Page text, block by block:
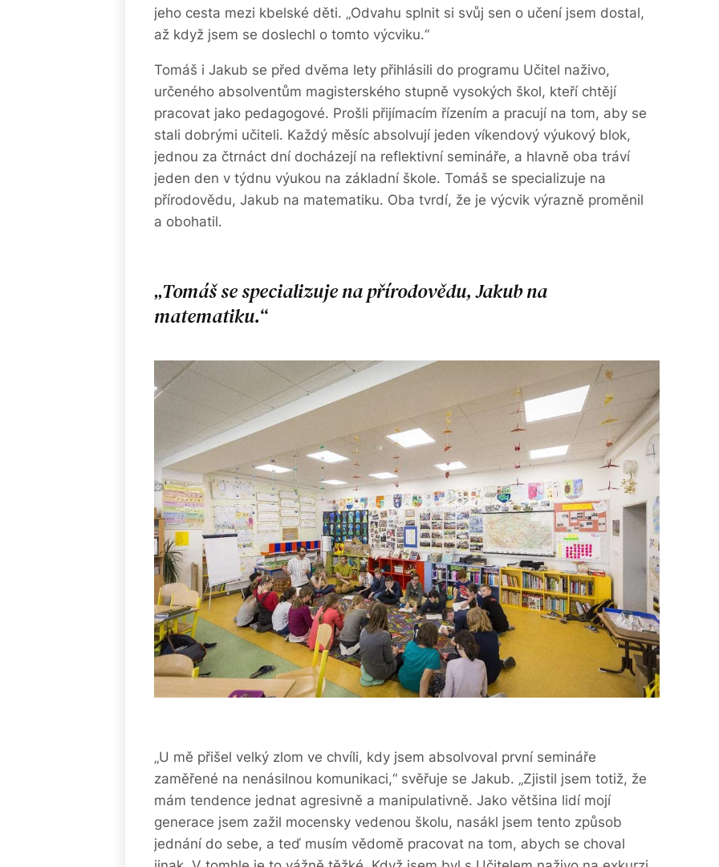
jeho cesta mezi kbelské děti. „Odvahu splnit si svůj sen o učení jsem dostal,
až když jsem se doslechl o tomto výcviku.“
Tomáš i Jakub se před dvěma lety přihlásili do programu Učitel naživo,
určeného absolventům magisterského stupně vysokých škol, kteří chtějí
pracovat jako pedagogové. Prošli přijímacím řízením a pracují na tom, aby se
stali dobrými učiteli. Každý měsíc absolvují jeden víkendový výukový blok,
jednou za čtrnáct dní docházejí na reflektivní semináře, a hlavně oba tráví
jeden den v týdnu výukou na základní škole. Tomáš se specializuje na
přírodovědu, Jakub na matematiku. Oba tvrdí, že je výcvik výrazně proměnil
a obohatil.
Tomáš se specializuje na přírodovědu, Jakub na
matematiku.
„U mě přišel velký zlom ve chvíli, kdy jsem absolvoval první semináře
zaměřené na nenásilnou komunikaci,“ svěřuje se Jakub. „Zjistil jsem totiž, že
mám tendence jednat agresivně a manipulativně. Jako většina lidí mojí
generace jsem zažil mocensky vedenou školu, nasákl jsem tento způsob
jednání do sebe, a teď musím vědomě pracovat na tom, abych se choval